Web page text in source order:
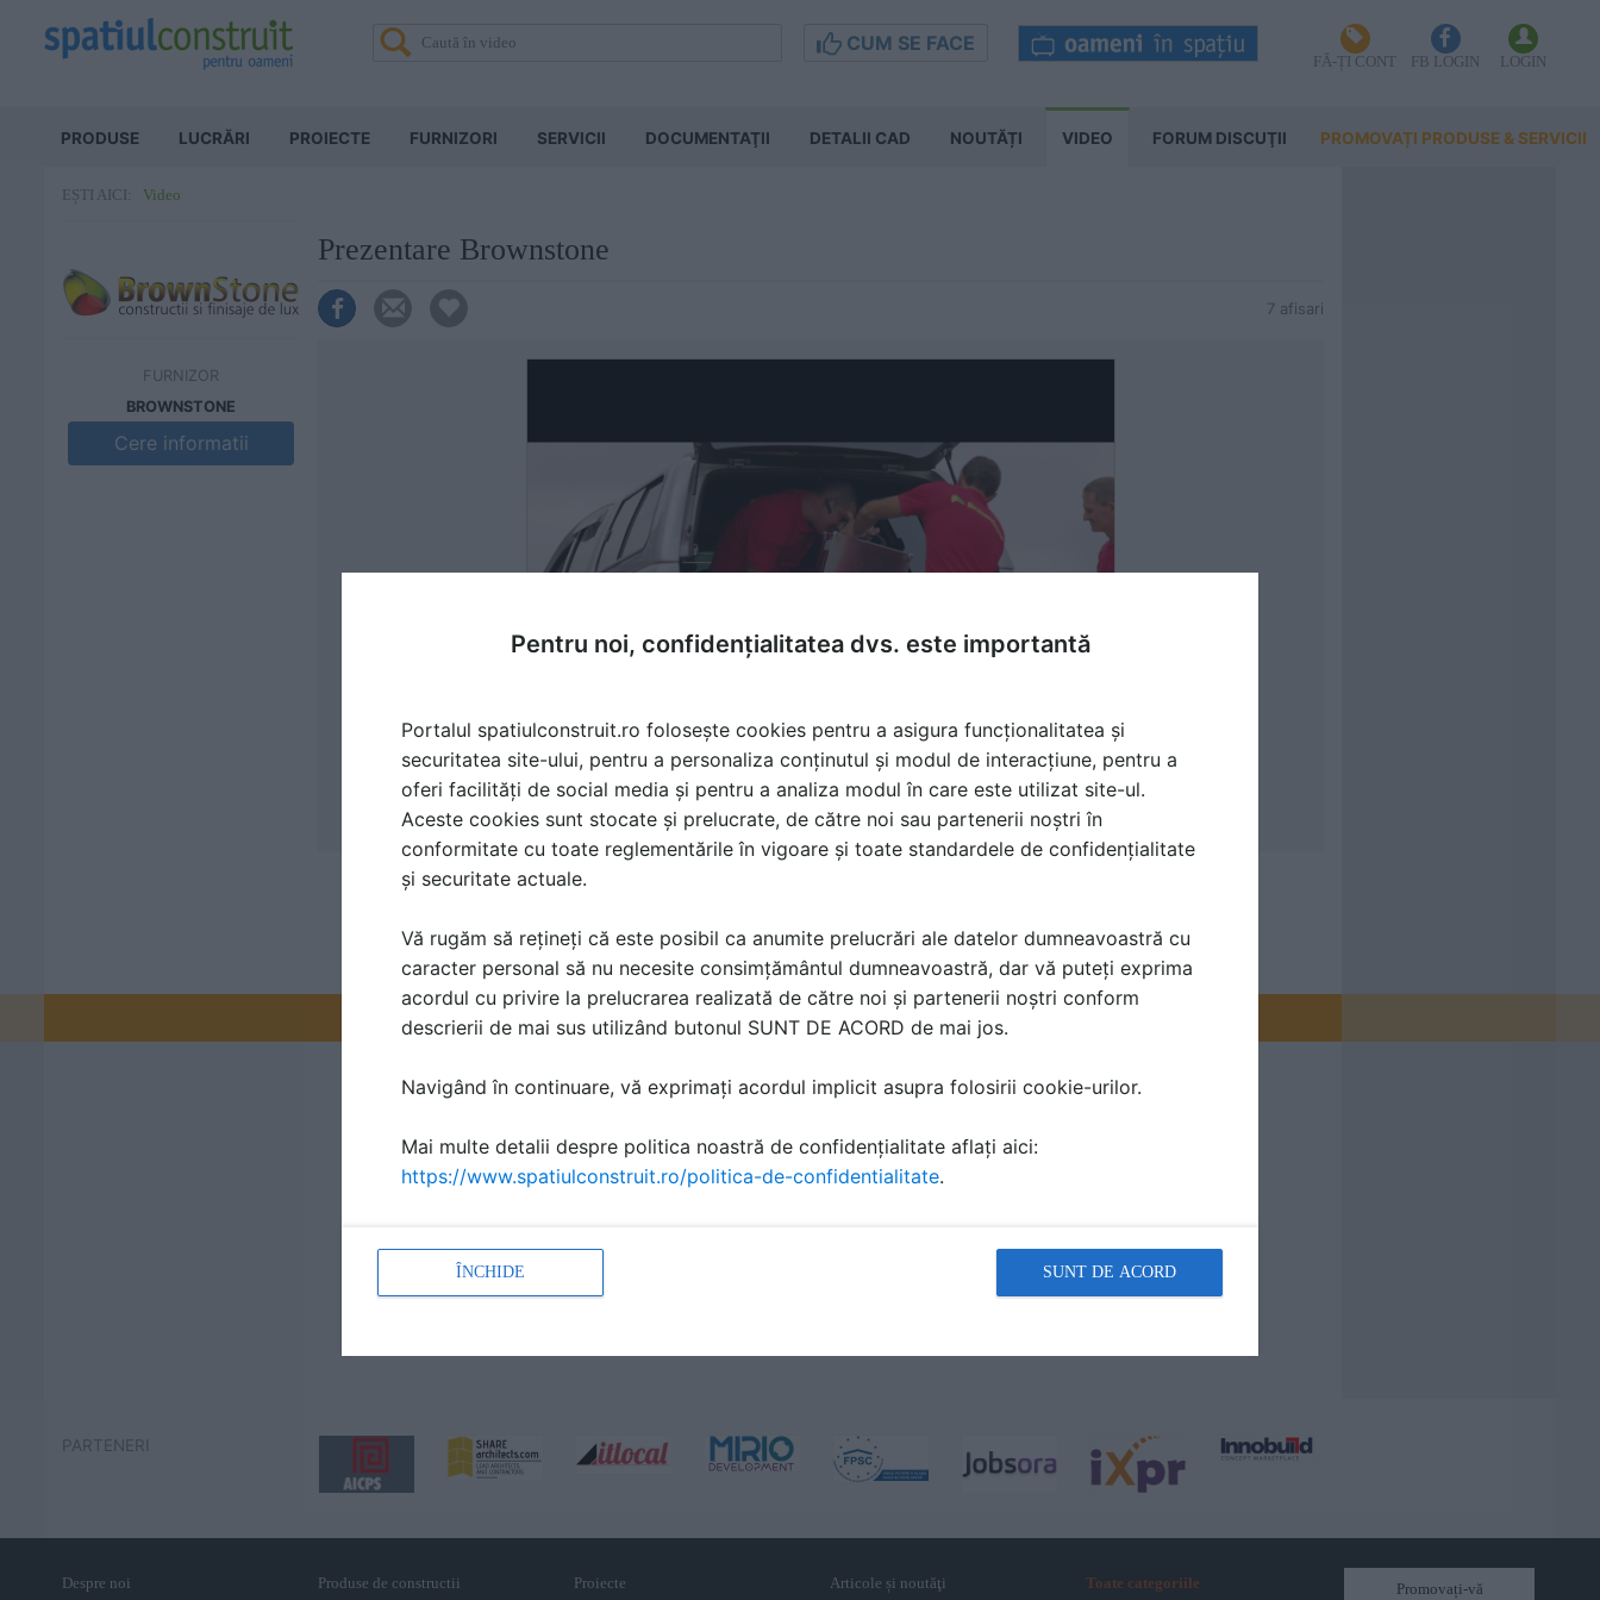
CUM SE FACE
FĂ-ȚI CONT FB LOGIN LOGIN
PRODUSE LUCRĂRI PROIECTE FURNIZORI SERVICII DOCUMENTAŢII DETALII CAD NOUTĂȚI VIDEO FORUM DISCUŢII PROMOVAȚI PRODUSE & SERVICII
EȘTI AICI: Video
FURNIZOR
BROWNSTONE
Cere informatii
Prezentare Brownstone
7 afisari
Promovați-vă produsele și serviciile pe SpatiulConstruit.ro!
PARTENERI
Despre noi Produse de constructii Proiecte Articole și noutăţi Toate categoriile
Promovați-vă
Pentru noi, confidențialitatea dvs. este importantă
Portalul spatiulconstruit.ro folosește cookies pentru a asigura funcționalitatea și
securitatea site-ului, pentru a personaliza conținutul și modul de interacțiune, pentru a
oferi facilități de social media și pentru a analiza modul în care este utilizat site-ul.
Aceste cookies sunt stocate și prelucrate, de către noi sau partenerii noștri în
conformitate cu toate reglementările în vigoare și toate standardele de confidențialitate
și securitate actuale.
Vă rugăm să rețineți că este posibil ca anumite prelucrări ale datelor dumneavoastră cu
caracter personal să nu necesite consimțământul dumneavoastră, dar vă puteți exprima
acordul cu privire la prelucrarea realizată de către noi și partenerii noștri conform
descrierii de mai sus utilizând butonul SUNT DE ACORD de mai jos.
Navigând în continuare, vă exprimați acordul implicit asupra folosirii cookie-urilor.
Mai multe detalii despre politica noastră de confidențialitate aflați aici:
https://www.spatiulconstruit.ro/politica-de-confidentialitate.
ÎNCHIDE SUNT DE ACORD